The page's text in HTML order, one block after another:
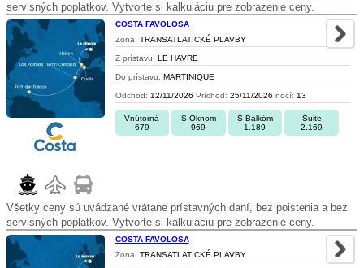
servisných poplatkov. Vytvorte si kalkuláciu pre zobrazenie ceny.
COSTA FAVOLOSA
Zona: TRANSATLATICKÉ PLAVBY
Z prístavu: LE HAVRE
Do prístavu: MARTINIQUE
Odchod: 12/11/2026 Príchod: 25/11/2026 nocí: 13
Vnútorná
679
S Oknom
969
S Balkóm
1.189
Suite
2.169
Všetky ceny sú uvádzané vrátane prístavných daní, bez poistenia a bez
servisných poplatkov. Vytvorte si kalkuláciu pre zobrazenie ceny.
COSTA FAVOLOSA
Zona: TRANSATLATICKÉ PLAVBY